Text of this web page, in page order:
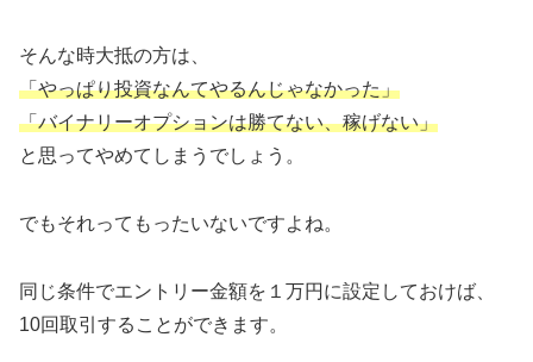
そんな時大抵の方は、
「やっぱり投資なんてやるんじゃなかった」
「バイナリーオプションは勝てない、稼げない」
と思ってやめてしまうでしょう。
でもそれってもったいないですよね。
同じ条件でエントリー金額を１万円に設定しておけば、
10回取引することができます。